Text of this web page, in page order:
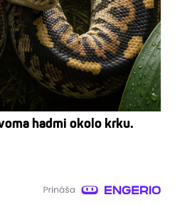
hadmi okolo krku.